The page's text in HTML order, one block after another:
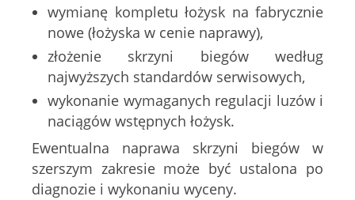
wymianę kompletu łożysk na fabrycznie
nowe (łożyska w cenie naprawy),
złożenie skrzyni biegów według
najwyższych standardów serwisowych,
wykonanie wymaganych regulacji luzów i
naciągów wstępnych łożysk.
Ewentualna naprawa skrzyni biegów w
szerszym zakresie może być ustalona po
diagnozie i wykonaniu wyceny.